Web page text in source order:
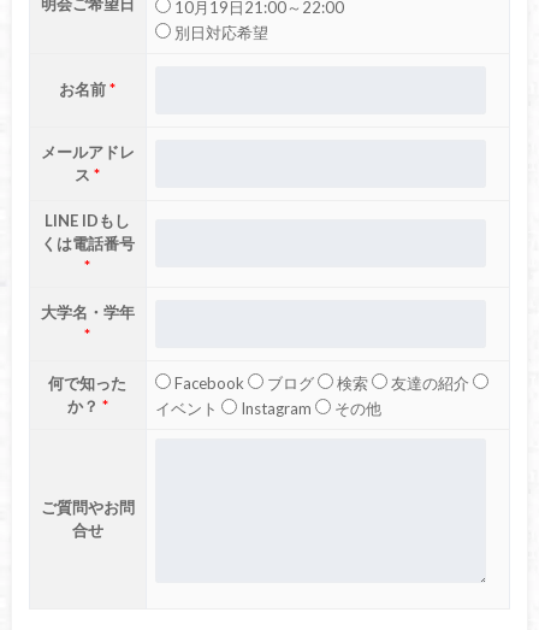
10月19日21:00～22:00
別日対応希望
お名前 *
メールアドレ
ス *
LINE IDもし
くは電話番号
*
大学名・学年
*
何で知った
か？ *
Facebook ブログ 検索
友達の紹介
イベント
Instagram その他
ご質問やお問
合せ